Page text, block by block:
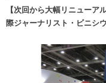
【次回から大幅リニュー
際ジャーナリスト・ビニシ